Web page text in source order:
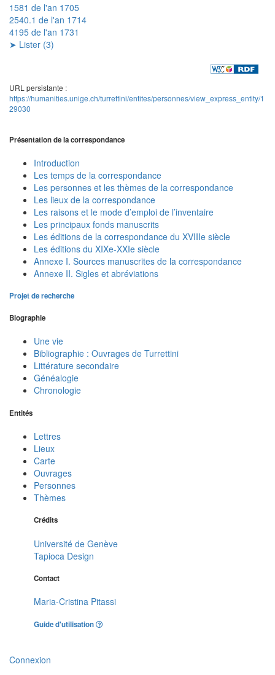
1581 de l'an 1705
2540.1 de l'an 1714
4195 de l'an 1731
➤ Lister (3)
URL persistante :
https://humanities.unige.ch/turrettini/entites/personnes/view_express_entity/1
29030
Présentation de la correspondance
Introduction
Les temps de la correspondance
Les personnes et les thèmes de la correspondance
Les lieux de la correspondance
Les raisons et le mode d’emploi de l’inventaire
Les principaux fonds manuscrits
Les éditions de la correspondance du XVIIIe siècle
Les éditions du XIXe-XXIe siècle
Annexe I. Sources manuscrites de la correspondance
Annexe II. Sigles et abréviations
Projet de recherche
Biographie
Une vie
Bibliographie : Ouvrages de Turrettini
Littérature secondaire
Généalogie
Chronologie
Entités
Lettres
Lieux
Carte
Ouvrages
Personnes
Thèmes
Crédits
Université de Genève
Tapioca Design
Contact
Maria-Cristina Pitassi
Guide d'utilisation
Connexion